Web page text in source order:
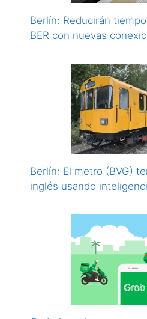
Berlín: Reducirán
BER con nuevas
Berlín: El metro (BVG)
inglés usando